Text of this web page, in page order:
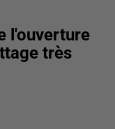
l'ouverture
très